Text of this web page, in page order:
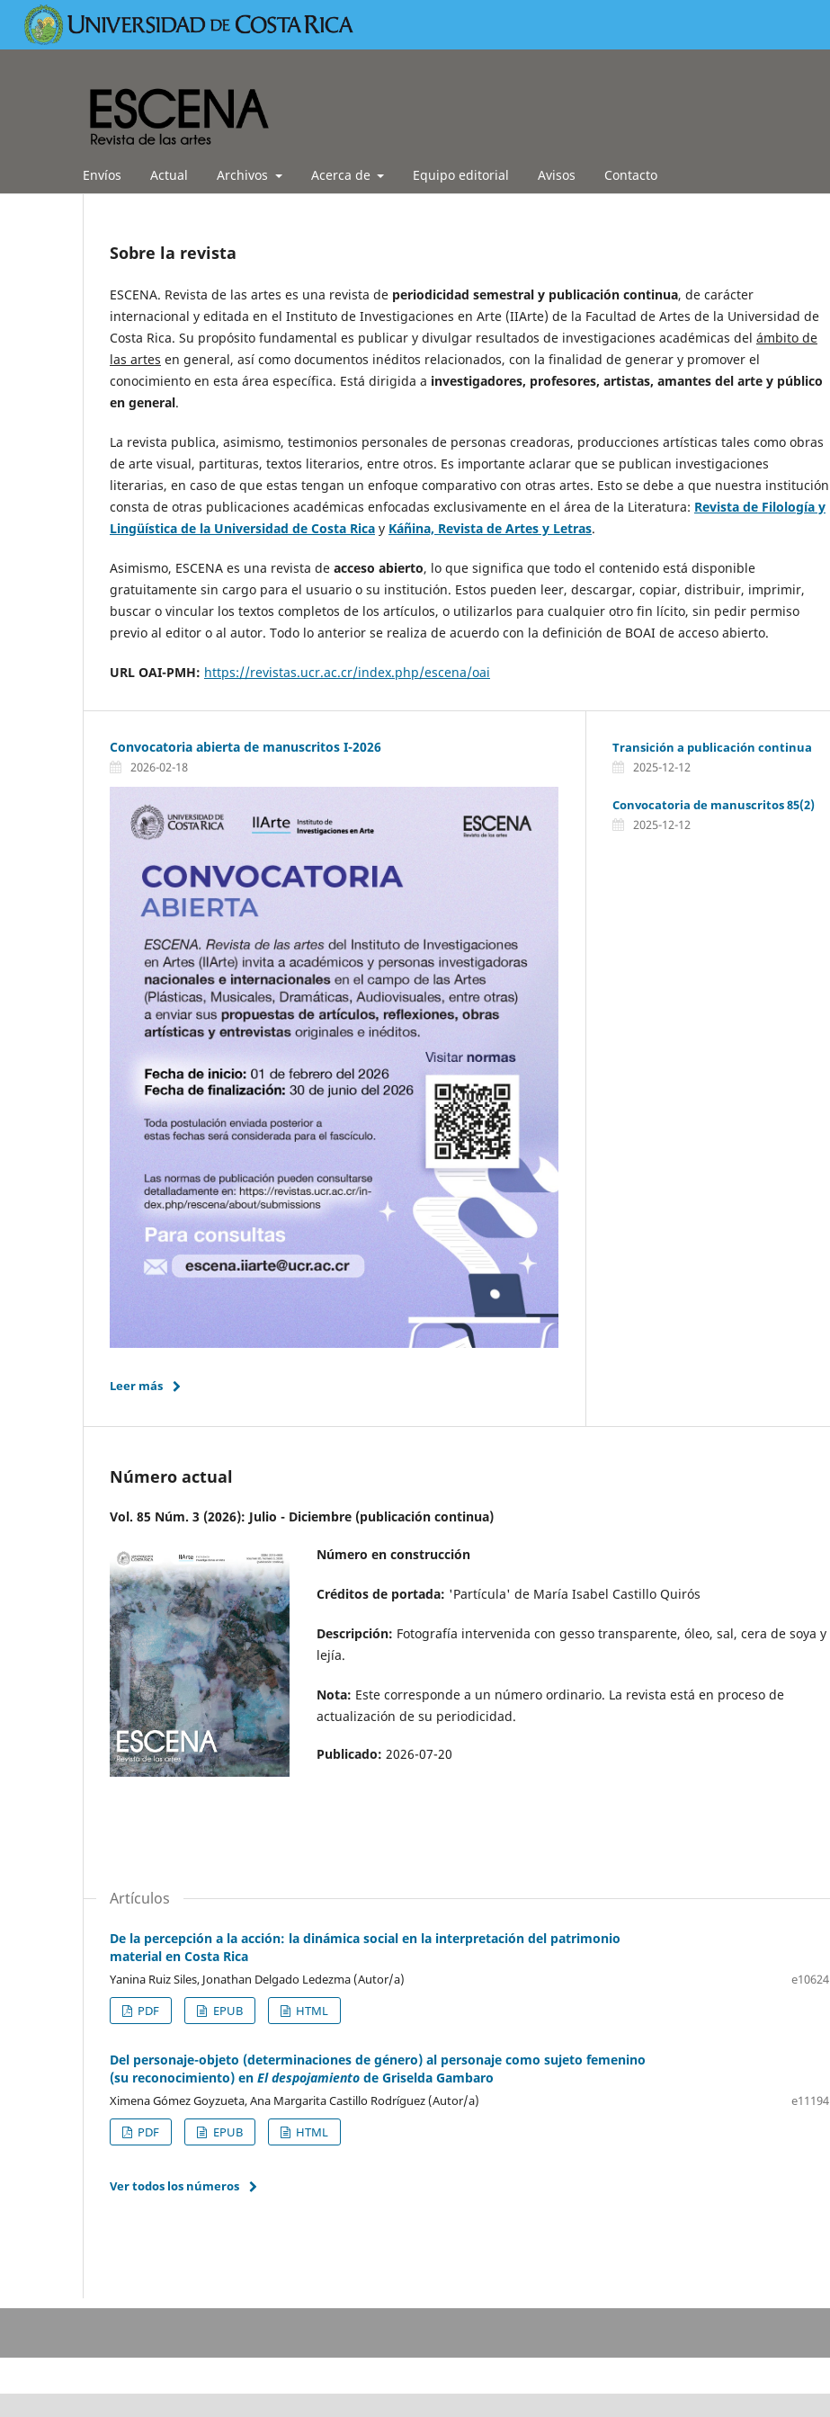
Envíos Actual Archivos Acerca de Equipo editorial Avisos Contacto
Sobre la revista
ESCENA. Revista de las artes es una revista de periodicidad semestral y publicación continua, de carácter
internacional y editada en el Instituto de Investigaciones en Arte (IIArte) de la Facultad de Artes de la Universidad de
Costa Rica. Su propósito fundamental es publicar y divulgar resultados de investigaciones académicas del ámbito de
las artes en general, así como documentos inéditos relacionados, con la finalidad de generar y promover el
conocimiento en esta área específica. Está dirigida a investigadores, profesores, artistas, amantes del arte y público
en general.
La revista publica, asimismo, testimonios personales de personas creadoras, producciones artísticas tales como obras
de arte visual, partituras, textos literarios, entre otros. Es importante aclarar que se publican investigaciones
literarias, en caso de que estas tengan un enfoque comparativo con otras artes. Esto se debe a que nuestra institución
consta de otras publicaciones académicas enfocadas exclusivamente en el área de la Literatura: Revista de Filología y
Lingüística de la Universidad de Costa Rica y Káñina, Revista de Artes y Letras.
Asimismo, ESCENA es una revista de acceso abierto, lo que significa que todo el contenido está disponible
gratuitamente sin cargo para el usuario o su institución. Estos pueden leer, descargar, copiar, distribuir, imprimir,
buscar o vincular los textos completos de los artículos, o utilizarlos para cualquier otro fin lícito, sin pedir permiso
previo al editor o al autor. Todo lo anterior se realiza de acuerdo con la definición de BOAI de acceso abierto.
URL OAI-PMH: https://revistas.ucr.ac.cr/index.php/escena/oai
Convocatoria abierta de manuscritos I-2026
2026-02-18
Leer más
Transición a publicación continua
2025-12-12
Convocatoria de manuscritos 85(2)
2025-12-12
Número actual
Vol. 85 Núm. 3 (2026): Julio - Diciembre (publicación continua)
Número en construcción
Créditos de portada: 'Partícula' de María Isabel Castillo Quirós
Descripción: Fotografía intervenida con gesso transparente, óleo, sal, cera de soya y
lejía.
Nota: Este corresponde a un número ordinario. La revista está en proceso de
actualización de su periodicidad.
Publicado: 2026-07-20
Artículos
De la percepción a la acción: la dinámica social en la interpretación del patrimonio
material en Costa Rica
Yanina Ruiz Siles, Jonathan Delgado Ledezma (Autor/a)
e10624
PDF
EPUB HTML
Del personaje-objeto (determinaciones de género) al personaje como sujeto femenino
(su reconocimiento) en El despojamiento de Griselda Gambaro
Ximena Gómez Goyzueta, Ana Margarita Castillo Rodríguez (Autor/a)
e11194
PDF
EPUB HTML
Ver todos los números